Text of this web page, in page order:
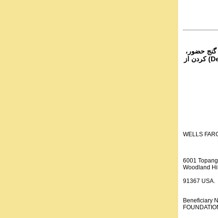
گنج حضور،
از تمام نقاط دنیا غیر از ایران، یا واریز (Deposit) کردن از
WELLS
6001
Woodland
91367 USA.
Beneficiary